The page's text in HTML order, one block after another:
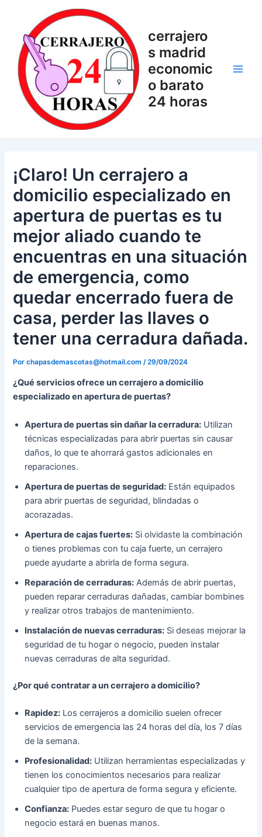
contenido
cerrajero
s madrid
economic
o barato
24 horas
¡Claro! Un cerrajero a
domicilio especializado en
apertura de puertas es tu
mejor aliado cuando te
encuentras en una situación
de emergencia, como
quedar encerrado fuera de
casa, perder las llaves o
tener una cerradura dañada.
Porchapasdemascotas@hotmail.com/29/09/2024
¿Qué servicios ofrece un cerrajero a domicilio
especializado en apertura de puertas?
Apertura de puertas sin dañar la cerradura: Utilizan
técnicas especializadas para abrir puertas sin causar
daños, lo que te ahorrará gastos adicionales en
reparaciones.
Apertura de puertas de seguridad: Están equipados
para abrir puertas de seguridad, blindadas o
acorazadas.
Apertura de cajas fuertes: Si olvidaste la combinación
o tienes problemas con tu caja fuerte, un cerrajero
puede ayudarte a abrirla de forma segura.
Reparación de cerraduras: Además de abrir puertas,
pueden reparar cerraduras dañadas, cambiar bombines
y realizar otros trabajos de mantenimiento.
Instalación de nuevas cerraduras: Si deseas mejorar la
seguridad de tu hogar o negocio, pueden instalar
nuevas cerraduras de alta seguridad.
¿Por qué contratar a un cerrajero a domicilio?
Rapidez: Los cerrajeros a domicilio suelen ofrecer
servicios de emergencia las 24 horas del día, los 7 días
de la semana.
Profesionalidad: Utilizan herramientas especializadas y
tienen los conocimientos necesarios para realizar
cualquier tipo de apertura de forma segura y eficiente.
Confianza: Puedes estar seguro de que tu hogar o
negocio estará en buenas manos.
entradas